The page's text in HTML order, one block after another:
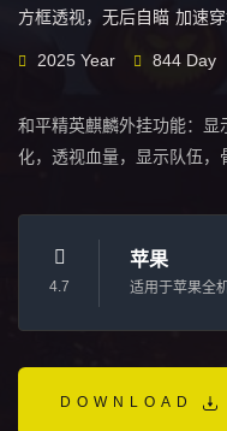
方框透视，无后自瞄 加速
2025 Year 844 Day
和平精英麒麟外挂功能：
化，透视血量，显示队伍，
4.7
苹果
适用于苹果全
DOWNLOAD